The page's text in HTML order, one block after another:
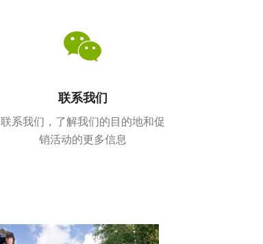
联系我们
联系我们，了解我们的目的地和促
销活动的更多信息